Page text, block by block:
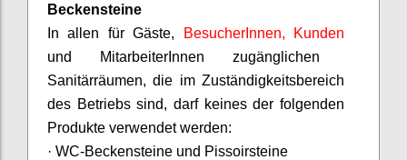
Beckensteine
In allen für Gäste,
BesucherInnen, Kunden
und
MitarbeiterInnen zugänglichen
Sanitärräumen, die im Zuständigkeitsbereich
des Betriebs sind, darf keines der folgenden
Produkte verwendet werden:
· WC-Beckensteine und Pissoirsteine